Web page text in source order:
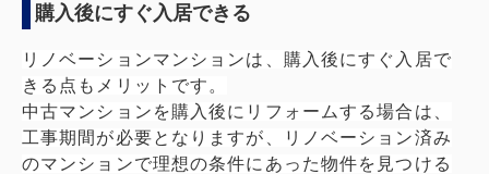
購入後にすぐ入居できる
リノベーションマンションは、購入後にすぐ入居で
きる点もメリットです。
中古マンションを購入後にリフォームする場合は、
工事期間が必要となりますが、リノベーション済み
のマンションで理想の条件にあった物件を見つける